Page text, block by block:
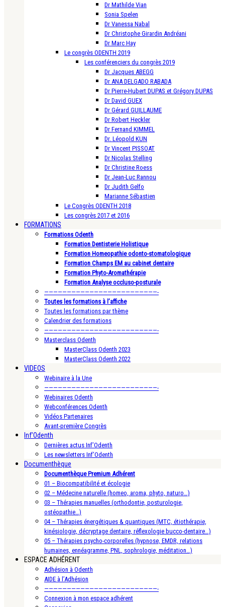
Dr Mathilde Vian
Sonia Spelen
Dr Vanessa Nabal
Dr Christophe Girardin Andréani
Dr Marc Hay
Le congrès ODENTH 2019
Les conférenciers du congrès 2019
Dr Jacques ABEGG
Dr ANA DELGADO RABADA
Dr Pierre-Hubert DUPAS et Grégory DUPAS
Dr David GUEX
Dr Gérard GUILLAUME
Dr Robert Heckler
Dr Fernand KIMMEL
Dr. Léopold KUN
Dr Vincent PISSOAT
Dr Nicolas Stelling
Dr Christine Roess
Dr Jean-Luc Rannou
Dr Judith Gelfo
Marianne Sébastien
Le Congrès ODENTH 2018
Les congrès 2017 et 2016
FORMATIONS
Formations Odenth
Formation Dentisterie Holistique
Formation Homeopathie odonto-stomatologique
Formation Champs EM au cabinet dentaire
Formation Phyto-Aromathérapie
Formation Analyse occluso-posturale
—————————————————————————-
Toutes les formations à l’affiche
Toutes les formations par thème
Calendrier des formations
—————————————————————————-
Masterclass Odenth
MasterClass Odenth 2023
MasterClass Odenth 2022
VIDEOS
Webinaire à la Une
—————————————————————————-
Webinaires Odenth
Webconférences Odenth
Vidéos Partenaires
Avant-première Congrès
Inf’Odenth
Dernières actus Inf’Odenth
Les newsletters Inf’Odenth
Documenthèque
Documenthèque Premium Adhérent
01 – Biocompatibilité et écologie
02 – Médecine naturelle (homeo, aroma, phyto, naturo…)
03 – Thérapies manuelles (orthodontie, posturologie,
ostéopathie…)
04 – Thérapies énergétiques & quantiques (MTC, étiothérapie,
kinésiologie, décryptage dentaire, réflexologie bucco-dentaire…)
05 – Thérapies psycho-corporelles (hypnose, EMDR, relations
humaines, ennéagramme, PNL, sophrologie, méditation…)
ESPACE ADHÉRENT
Adhésion à Odenth
AIDE à l’Adhésion
—————————————————————————-
Connexion à mon espace adhérent